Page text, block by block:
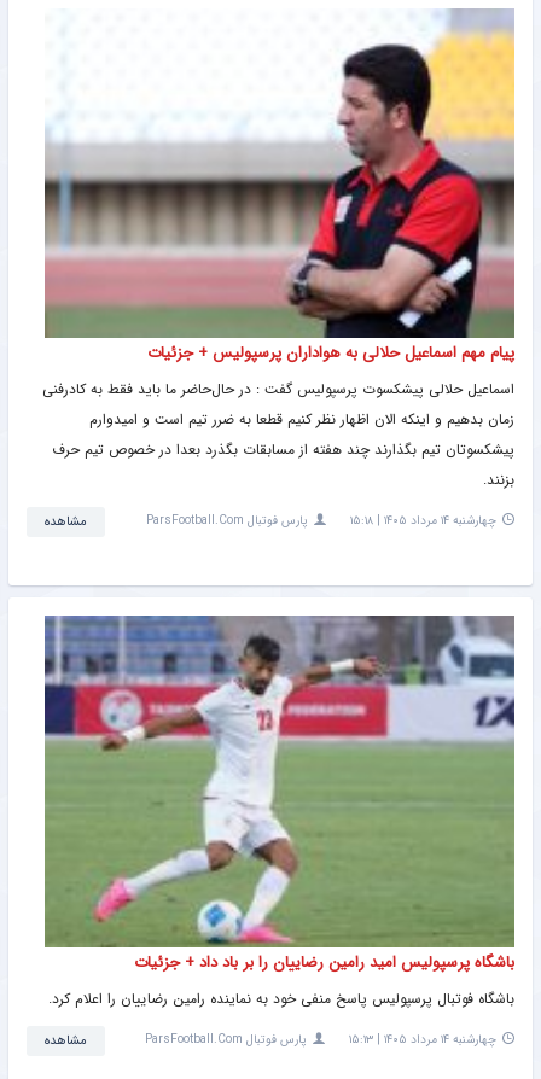
پیام مهم اسماعیل حلالی به هواداران پرسپولیس + جزئیات
اسماعیل حلالی پیشکسوت پرسپولیس گفت : در حال‌حاضر ما باید فقط به کادرفنی
زمان بدهیم و اینکه الان اظهار نظر کنیم قطعا به ضرر تیم است و امیدوارم
پیشکسوتان تیم بگذارند چند هفته از مسابقات بگذرد بعدا در خصوص تیم حرف
بزنند.
چهارشنبه ۱۴ مرداد ۱۴۰۵ | ۱۵:۱۸ پارس فوتبال ParsFootball.Com مشاهده
باشگاه پرسپولیس امید رامین رضاییان را بر باد داد + جزئیات
باشگاه فوتبال پرسپولیس پاسخ منفی خود به نماینده رامین رضاییان را اعلام کرد.
چهارشنبه ۱۴ مرداد ۱۴۰۵ | ۱۵:۱۳ پارس فوتبال ParsFootball.Com مشاهده